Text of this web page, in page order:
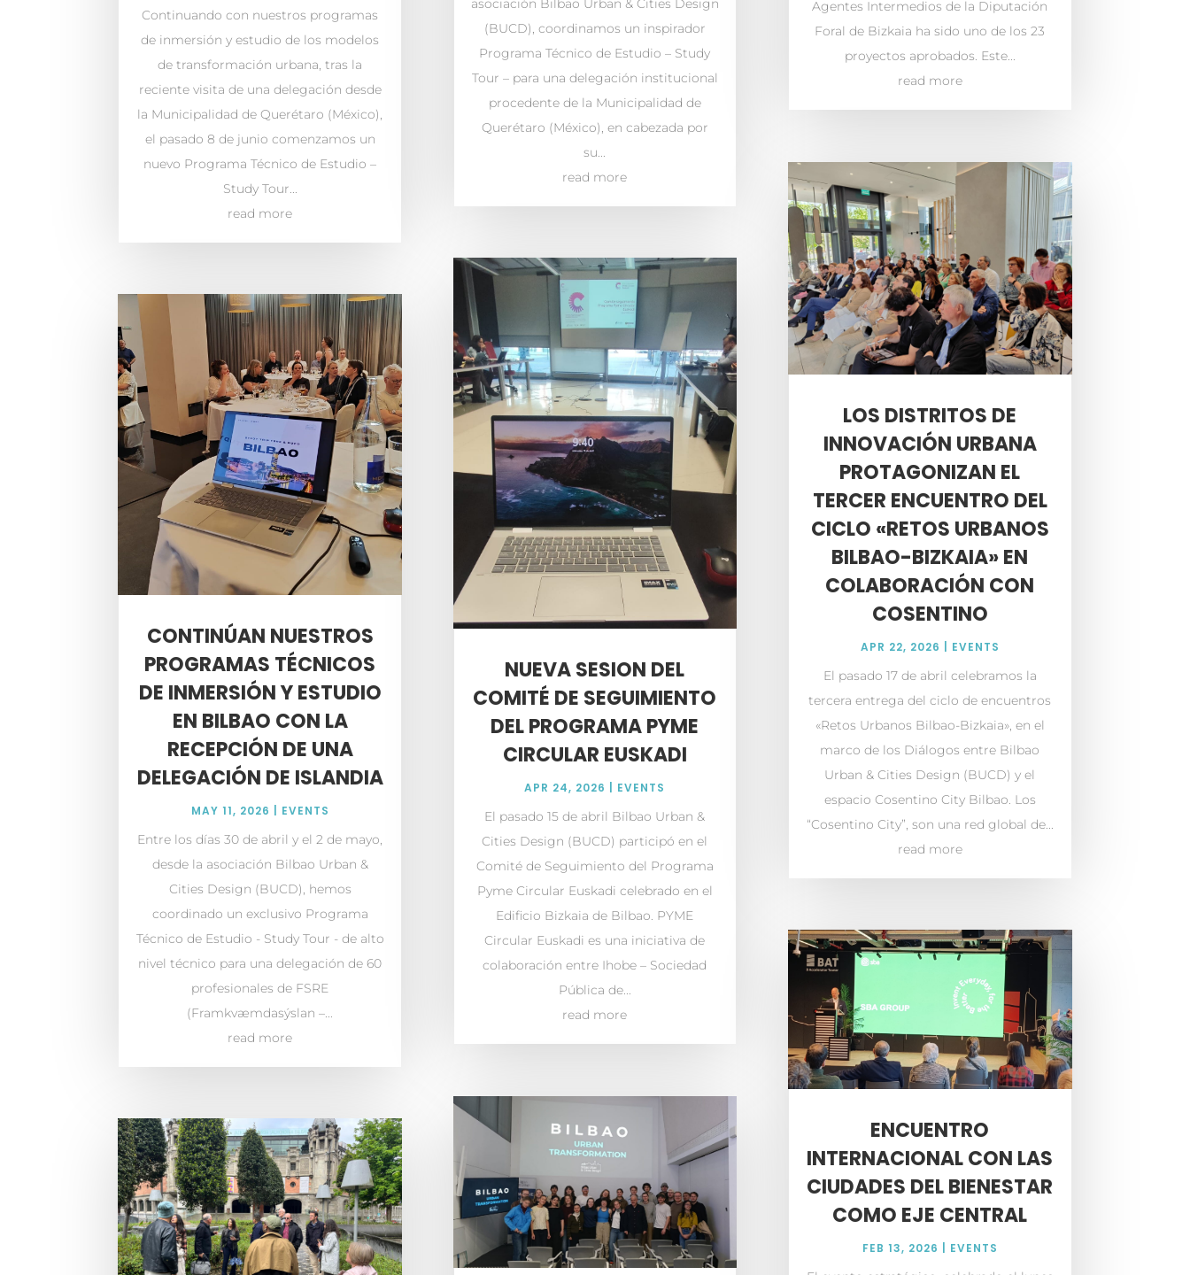
Continuando con nuestros programas
de inmersión y estudio de los modelos
de transformación urbana, tras la
reciente visita de una delegación desde
la Municipalidad de Querétaro (México),
el pasado 8 de junio comenzamos un
nuevo Programa Técnico de Estudio –
Study Tour...
read more
CONTINÚAN NUESTROS
PROGRAMAS TÉCNICOS
DE INMERSIÓN Y ESTUDIO
EN BILBAO CON LA
RECEPCIÓN DE UNA
DELEGACIÓN DE ISLANDIA
MAY 11, 2026 EVENTS
Entre los días 30 de abril y el 2 de mayo,
desde la asociación Bilbao Urban &
Cities Design (BUCD), hemos
coordinado un exclusivo Programa
Técnico de Estudio - Study Tour - de alto
nivel técnico para una delegación de 60
profesionales de FSRE
(Framkvæmdasýslan –...
read more
asociación Bilbao Urban & Cities Design
(BUCD), coordinamos un inspirador
Programa Técnico de Estudio – Study
Tour – para una delegación institucional
procedente de la Municipalidad de
Querétaro (México), en cabezada por
su...
read more
NUEVA SESION DEL
COMITÉ DE SEGUIMIENTO
DEL PROGRAMA PYME
CIRCULAR EUSKADI
APR 24, 2026 EVENTS
El pasado 15 de abril Bilbao Urban &
Cities Design (BUCD) participó en el
Comité de Seguimiento del Programa
Pyme Circular Euskadi celebrado en el
Edificio Bizkaia de Bilbao. PYME
Circular Euskadi es una iniciativa de
colaboración entre Ihobe – Sociedad
Pública de...
read more
Agentes Intermedios de la Diputación
Foral de Bizkaia ha sido uno de los 23
proyectos aprobados. Este...
read more
LOS DISTRITOS DE
INNOVACIÓN URBANA
PROTAGONIZAN EL
TERCER ENCUENTRO DEL
CICLO «RETOS URBANOS
BILBAO-BIZKAIA» EN
COLABORACIÓN CON
COSENTINO
APR 22, 2026 EVENTS
El pasado 17 de abril celebramos la
tercera entrega del ciclo de encuentros
«Retos Urbanos Bilbao-Bizkaia», en el
marco de los Diálogos entre Bilbao
Urban & Cities Design (BUCD) y el
espacio Cosentino City Bilbao. Los
“Cosentino City”, son una red global de...
read more
ENCUENTRO
INTERNACIONAL CON LAS
CIUDADES DEL BIENESTAR
COMO EJE CENTRAL
FEB 13, 2026 EVENTS